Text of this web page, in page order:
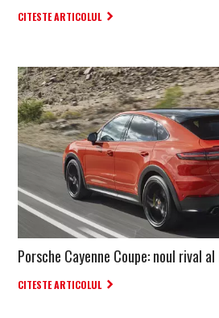
CITESTE ARTICOLUL
Porsche Cayenne Coupe: noul rival
CITESTE ARTICOLUL